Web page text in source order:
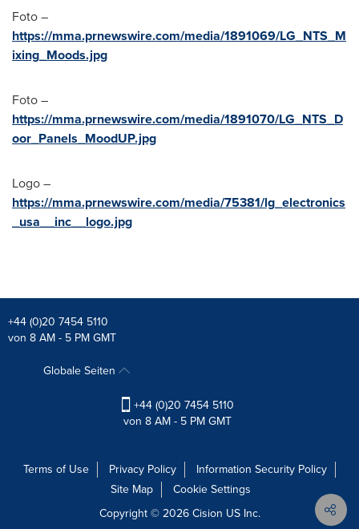
Foto –
https://mma.prnewswire.com/media/1891069/LG_NTS_M
ixing_Moods.jpg
Foto –
https://mma.prnewswire.com/media/1891070/LG_NTS_D
oor_Panels_MoodUP.jpg
Logo –
https://mma.prnewswire.com/media/75381/lg_electronics
_usa__inc__logo.jpg
+44 (0)20 7454 5110
von 8 AM - 5 PM GMT
Globale Seiten
+44 (0)20 7454 5110
von 8 AM - 5 PM GMT
Terms of Use Privacy Policy
Information Security Policy
Site Map
Cookie Settings
Copyright © 2026Cision US Inc.